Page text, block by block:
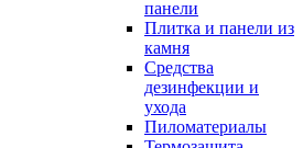
панели
Плитка и панели из
камня
Средства
дезинфекции и
ухода
Пиломатериалы